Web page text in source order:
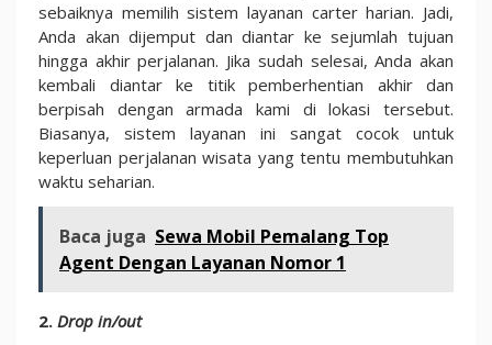
sebaiknya memilih sistem layanan carter harian. Jadi,
Anda akan dijemput dan diantar ke sejumlah tujuan
hingga akhir perjalanan. Jika sudah selesai, Anda akan
kembali diantar ke titik pemberhentian akhir dan
berpisah dengan armada kami di lokasi tersebut.
Biasanya, sistem layanan ini sangat cocok untuk
keperluan perjalanan wisata yang tentu membutuhkan
waktu seharian.
Baca juga Sewa Mobil Pemalang Top
Agent Dengan Layanan Nomor 1
2. Drop in/out